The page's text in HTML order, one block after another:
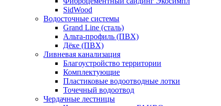
SidWood
Водосточные системы
Grand Line (сталь)
Альта-профиль (ПВХ)
Дёке (ПВХ)
Ливневая канализация
Благоустройство территории
Комплектующие
Пластиковые водоотводные лотки
Точечный водоотвод
Чердачные лестницы